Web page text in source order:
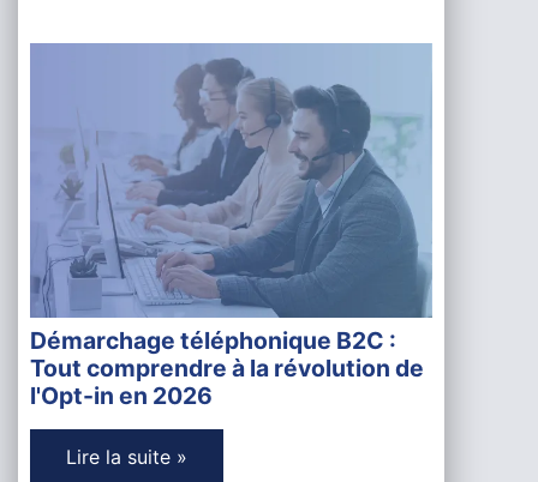
Démarchage téléphonique B2C :
Tout comprendre à la révolution de
l'Opt-in en 2026
Lire la suite »